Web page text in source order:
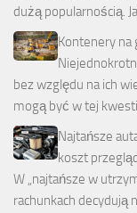
dużą popularnością.
Kontenery na
bez względu na ich
mogą być w tej
Najtańsze
koszt
W „najtańsze w
rachunkach decydują